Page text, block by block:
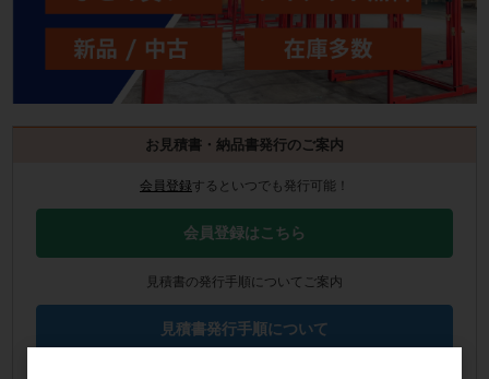
お見積書・納品書発行のご案内
会員登録するといつでも発行可能！
会員登録はこちら
見積書の発行手順についてご案内
見積書発行手順について